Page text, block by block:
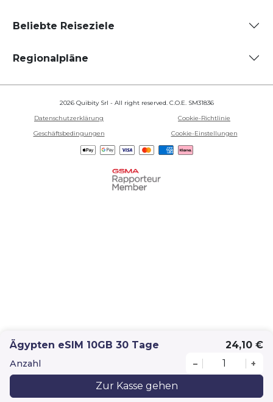
Ägypten eSIM 10GB 30 Tage 24,10 €
Anzahl – +
Zur Kasse gehen
Beliebte Reiseziele
Regionalpläne
2026 Quibity Srl - All right reserved. C.O.E. SM31836
Datenschutzerklärung
Cookie-Richtlinie
Geschäftsbedingungen
Cookie-Einstellungen